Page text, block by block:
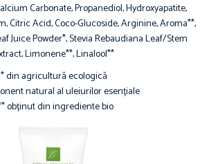
Carbonate, Propanediol, Hydroxyapatite,
Citric Acid, Coco-Glucoside, Arginine, Aroma**,
Juice Powder*, Stevia Rebaudiana Leaf/Stem
Limonene**, Linalool**
* din agricultură ecologică
natural al uleiurilor esențiale
obținut din ingrediente bio